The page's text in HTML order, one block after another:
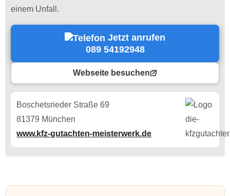
einem Unfall.
Jetzt anrufen
089 54192948
Webseite besuchen
Boschetsrieder Straße 69
81379 München
www.kfz-gutachten-meisterwerk.de